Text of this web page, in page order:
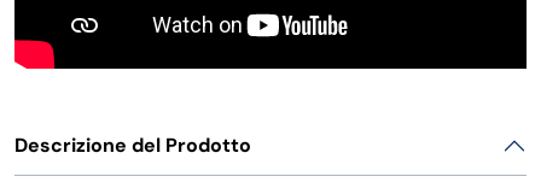
Descrizione del Prodotto